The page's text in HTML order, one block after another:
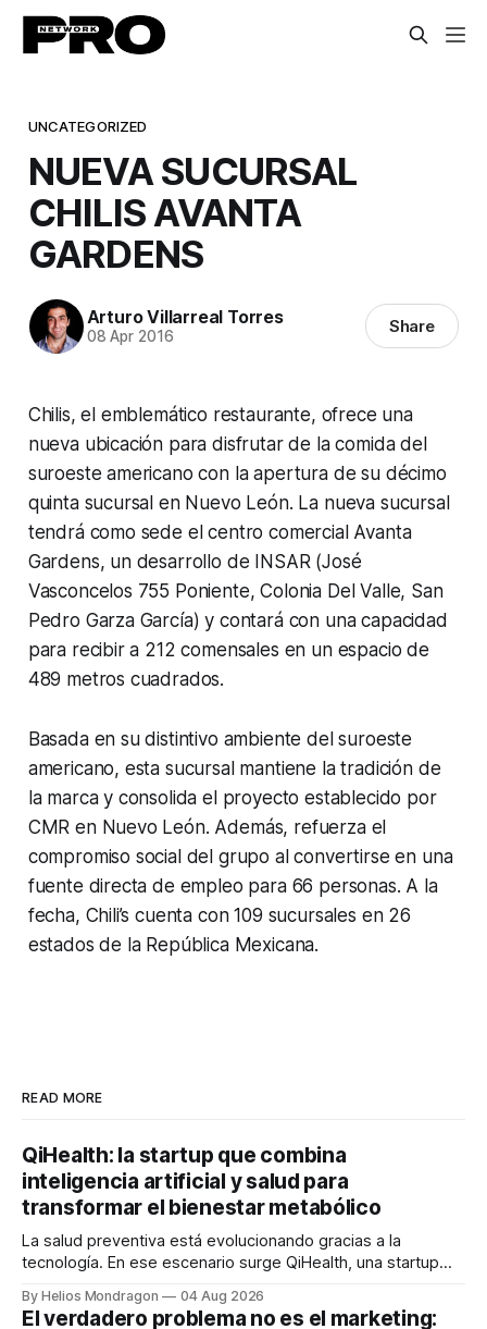
UNCATEGORIZED
NUEVA SUCURSAL
CHILIS AVANTA
GARDENS
Arturo Villarreal Torres
08 Apr 2016 Share
Chilis, el emblemático restaurante, ofrece una
nueva ubicación para disfrutar de la comida del
suroeste americano con la apertura de su décimo
quinta sucursal en Nuevo León. La nueva sucursal
tendrá como sede el centro comercial Avanta
Gardens, un desarrollo de INSAR (José
Vasconcelos 755 Poniente, Colonia Del Valle, San
Pedro Garza García) y contará con una capacidad
para recibir a 212 comensales en un espacio de
489 metros cuadrados.
Basada en su distintivo ambiente del suroeste
americano, esta sucursal mantiene la tradición de
la marca y consolida el proyecto establecido por
CMR en Nuevo León. Además, refuerza el
compromiso social del grupo al convertirse en una
fuente directa de empleo para 66 personas. A la
fecha, Chili’s cuenta con 109 sucursales en 26
estados de la República Mexicana.
READ MORE
QiHealth: la startup que combina
inteligencia artificial y salud para
transformar el bienestar metabólico
La salud preventiva está evolucionando gracias a la
tecnología. En ese escenario surge QiHealth, una startup
dispositivos inteligentes, inteligencia artificial y monitoreo
By Helios Mondragon 04 Aug 2026
El verdadero problema no es el marketing: